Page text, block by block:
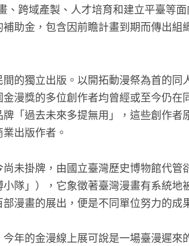
、跨域產製、人才培育和建立平臺等
助金，包含因前瞻計畫到期而傳出組
的獨立出版。以開拓動漫祭為首的
漫獎的多位創作者均曾經或至今仍
「過去未來多提無用」，這些創作
出版作者。
未掛牌，由國立臺灣歷史博物館代
隊」），它象徵著臺灣漫畫有系統
漫畫的展出，便是不同單位努力的成
年的金漫線上展可說是一場臺漫遲來